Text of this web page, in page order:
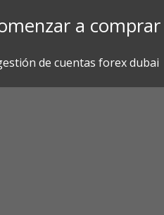
a comprar
de cuentas forex dubai